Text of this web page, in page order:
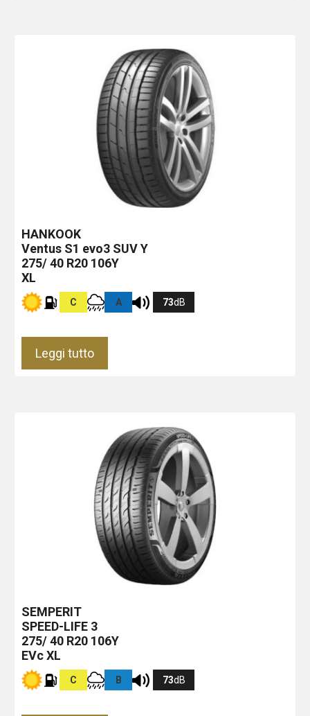
HANKOOK
Ventus S1 evo3 SUVY
275/ 40 R20 106Y
XL
C A 73dB
Leggi tutto
SEMPERIT
SPEED-LIFE 3
275/ 40 R20 106Y
EVc XL
C B 73dB